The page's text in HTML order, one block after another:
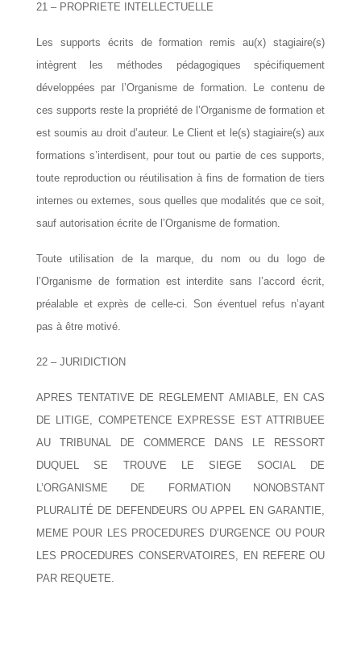
21 – PROPRIETE INTELLECTUELLE
Les supports écrits de formation remis au(x) stagiaire(s)
intègrent les méthodes pédagogiques spécifiquement
développées par l’Organisme de formation. Le contenu de
ces supports reste la propriété de l’Organisme de formation et
est soumis au droit d’auteur. Le Client et le(s) stagiaire(s) aux
formations s’interdisent, pour tout ou partie de ces supports,
toute reproduction ou réutilisation à fins de formation de tiers
internes ou externes, sous quelles que modalités que ce soit,
sauf autorisation écrite de l’Organisme de formation.
Toute utilisation de la marque, du nom ou du logo de
l’Organisme de formation est interdite sans l’accord écrit,
préalable et exprès de celle-ci. Son éventuel refus n’ayant
pas à être motivé.
22 – JURIDICTION
APRES TENTATIVE DE REGLEMENT AMIABLE, EN CAS
DE LITIGE, COMPETENCE EXPRESSE EST ATTRIBUEE
AU TRIBUNAL DE COMMERCE DANS LE RESSORT
DUQUEL SE TROUVE LE SIEGE SOCIAL DE
L’ORGANISME DE FORMATION NONOBSTANT
PLURALITÉ DE DEFENDEURS OU APPEL EN GARANTIE,
MEME POUR LES PROCEDURES D’URGENCE OU POUR
LES PROCEDURES CONSERVATOIRES, EN REFERE OU
PAR REQUETE.